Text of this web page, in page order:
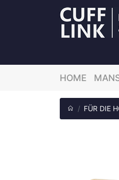
HOME
FÜR DIE